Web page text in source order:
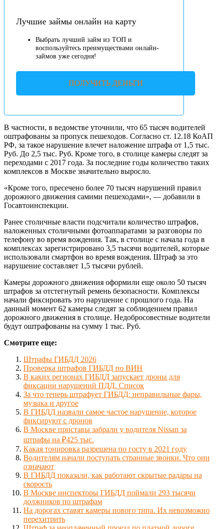
Лучшие займы онлайн на карту
Выбрать лучший займ из ТОП и
воспользуйтесь преимуществами онлайн-
займов уже сегодня!
ПОЛУЧИТЬ ДЕНЬГИ
В частности, в ведомстве уточнили, что 65 тысяч водителей
оштрафованы за пропуск пешеходов. Согласно ст. 12.18 КоАП
РФ, за такое нарушение влечет наложение штрафа от 1,5 тыс.
Руб. До 2,5 тыс. Руб. Кроме того, в столице камеры следят за
переходами с 2017 года. За последние годы количество таких
комплексов в Москве значительно выросло.
«Кроме того, пресечено более 70 тысяч нарушений правил
дорожного движения самими пешеходами», — добавили в
Госавтоинспекции.
Ранее столичные власти подсчитали количество штрафов,
наложенных столичными фотоаппаратами за разговоры по
телефону во время вождения. Так, в столице с начала года в
комплексах зарегистрировано 3,5 тысячи водителей, которые
использовали смартфон во время вождения. Штраф за это
нарушение составляет 1,5 тысячи рублей.
Камеры дорожного движения оформили еще около 50 тысяч
штрафов за отстегнутый ремень безопасности. Комплексы
начали фиксировать это нарушение с прошлого года. На
данный момент 62 камеры следят за соблюдением правил
дорожного движения в столице. Недобросовестные водители
будут оштрафованы на сумму 1 тыс. Руб.
Смотрите еще:
Штрафы ГИБДД 2026
Проверка штрафов ГИБДД по ВИН
В каких регионах ГИБДД запускает дроны для
фиксации нарушений ПДД. Список
За что теперь штрафует ГИБДД: неправильные фары,
музыка и другое
В ГИБДД назвали самое частое нарушение, которое
фиксируют с дронов
В Москве приставы забрали у водителя Nissan за
штрафы на ₽425 тыс.
Какая тонировка разрешена по госту в 2021 году
Водителям начали поступать странные звонки. Что они
означают
В ГИБДД показали, как работают скрытые радары на
скорость
В Москве инспекторы ГИБДД поймали 293 тысячи
должников по штрафам
На дорогах ставят камеры нового типа. Их невозможно
перехитрить